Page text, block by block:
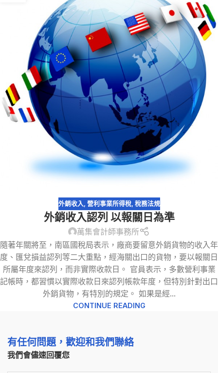
外銷收入 營利事業所得稅, 稅務法規
外銷收入認列 以報關日為準
萬集會計師事務所
隨著年關將至，南區國稅局表示，廠商要留意外銷貨物的收入年
度、匯兌損益認列等二大重點，經海關出口的貨物，要以報關日
所屬年度來認列，而非實際收款日。 官員表示，多數營利事業
記帳時，都習慣以實際收款日來認列帳款年度，但特別針對出口
外銷貨物，有特別的規定。 如果是經...
CONTINUE READING
有任何問題，歡迎和我們聯絡
我們會儘速回覆您